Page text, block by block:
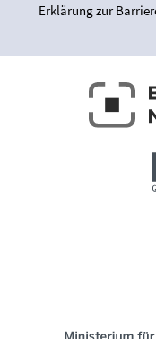
Erklärung zur